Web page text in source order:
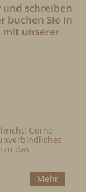
schreiben
buchen Sie in
mit unserer
Gerne
das
Mehr